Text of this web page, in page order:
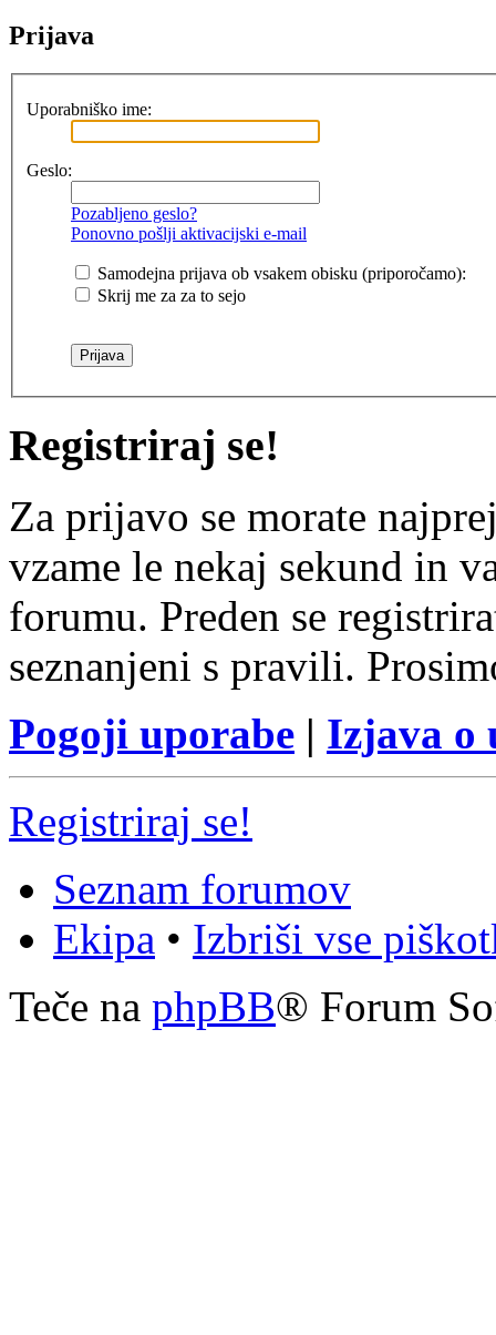
Prijava
Uporabniško ime:
Geslo:
Pozabljeno geslo?
Ponovno pošlji aktivacijski e-mail
Samodejna prijava ob vsakem obisku (priporočamo):
Skrij me za za to sejo
Registriraj se!
Za prijavo se morate
vzame le nekaj sekund in
forumu. Preden se
seznanjeni s pravili.
Pogoji uporabe | Izjava o
Registriraj se!
Seznam forumov
Ekipa • Izbriši vse
Teče na phpBB® Forum